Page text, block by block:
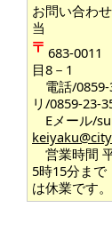
お問い合わ
当
683-0011
目8－1
電話/
リ/0859-23-
Eメール/
営業時間
5時15分まで
は休業です。